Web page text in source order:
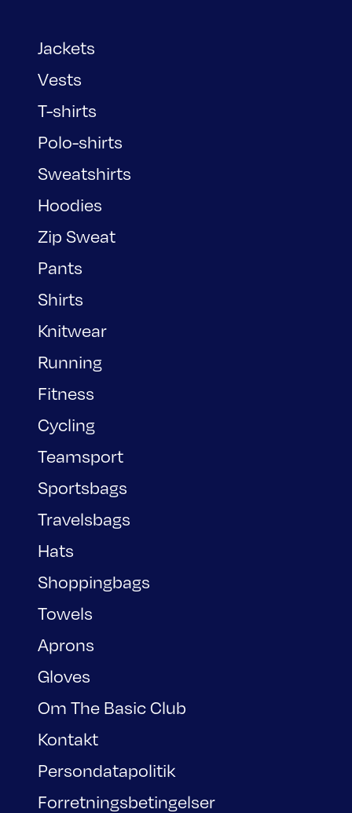
Jackets
Vests
T-shirts
Polo-shirts
Sweatshirts
Hoodies
Zip Sweat
Pants
Shirts
Knitwear
Running
Fitness
Cycling
Teamsport
Sportsbags
Travelsbags
Hats
Shoppingbags
Towels
Aprons
Gloves
Om The Basic Club
Kontakt
Persondatapolitik
Forretningsbetingelser